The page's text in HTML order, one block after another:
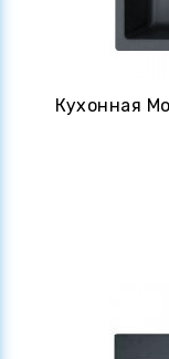
Кухонная